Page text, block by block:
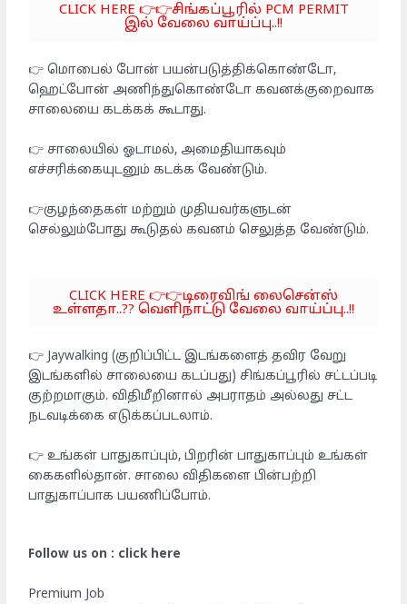
CLICK HERE 👉👉சிங்கப்பூரில் PCM PERMIT
இல் வேலை வாய்ப்பு..!!
👉 மொபைல் போன் பயன்படுத்திக்கொண்டோ,
ஹெட்போன் அணிந்துகொண்டோ கவனக்குறைவாக
சாலையை கடக்கக் கூடாது.
👉 சாலையில் ஓடாமல், அமைதியாகவும்
எச்சரிக்கையுடனும் கடக்க வேண்டும்.
👉குழந்தைகள் மற்றும் முதியவர்களுடன்
செல்லும்போது கூடுதல் கவனம் செலுத்த வேண்டும்.
CLICK HERE 👉👉டிரைவிங் லைசென்ஸ்
உள்ளதா..?? வெளிநாட்டு வேலை வாய்ப்பு..!!
👉 Jaywalking (குறிப்பிட்ட இடங்களைத் தவிர வேறு
இடங்களில் சாலையை கடப்பது) சிங்கப்பூரில் சட்டப்படி
குற்றமாகும். விதிமீறினால் அபராதம் அல்லது சட்ட
நடவடிக்கை எடுக்கப்படலாம்.
👉 உங்கள் பாதுகாப்பும், பிறரின் பாதுகாப்பும் உங்கள்
கைகளில்தான். சாலை விதிகளை பின்பற்றி
பாதுகாப்பாக பயணிப்போம்.
Follow us on : click here
Premium Job